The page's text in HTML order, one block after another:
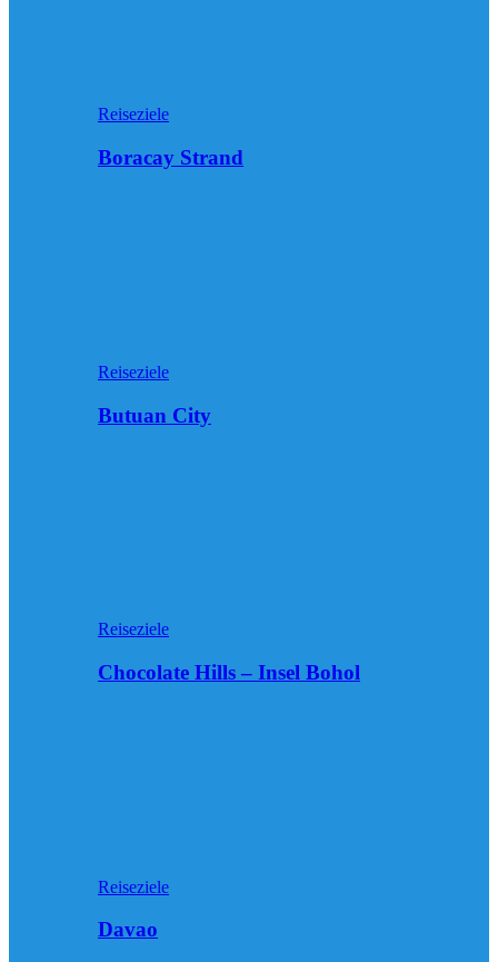
Reiseziele
Boracay Strand
Reiseziele
Butuan City
Reiseziele
Chocolate Hills – Insel Bohol
Reiseziele
Davao